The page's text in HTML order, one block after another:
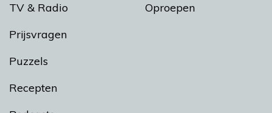
TV & Radio
Prijsvragen
Puzzels
Recepten
Oproepen